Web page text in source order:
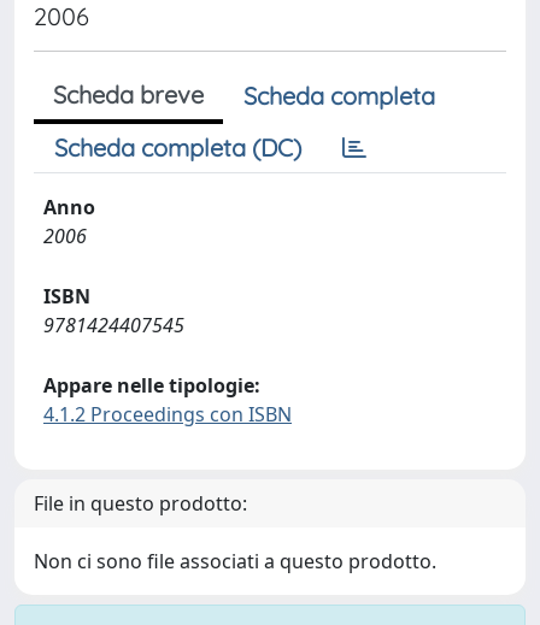
2006
Scheda breve
Scheda completa
Scheda completa (DC)
Anno
2006
ISBN
9781424407545
Appare nelle tipologie:
4.1.2 Proceedings con ISBN
File in questo prodotto:
Non ci sono file associati a questo prodotto.